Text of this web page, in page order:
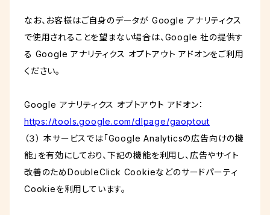
なお、お客様はご自身のデータが Google アナリティクス
で使用されることを望まない場合は、Google 社の提供す
る Google アナリティクス オプトアウト アドオンをご利用
ください。
Google アナリティクス オプトアウト アドオン：
https://tools.google.com/dlpage/gaoptout
（３） 本サービスでは「Google Analyticsの広告向けの機
能」を有効にしており、下記の機能を利用し、広告やサイト
改善のためDoubleClick Cookieなどのサードパーティ
Cookieを利用しています。